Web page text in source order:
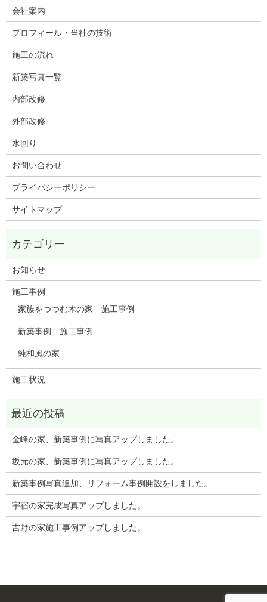
会社案内
プロフィール・当社の技術
施工の流れ
新築写真一覧
内部改修
外部改修
水回り
お問い合わせ
プライバシーポリシー
サイトマップ
お知らせ
施工事例
家族をつつむ木の家 施工事例
新築事例 施工事例
純和風の家
施工状況
金峰の家、新築事例に写真アップしました。
坂元の家、新築事例に写真アップしました。
新築事例写真追加、リフォーム事例開設をしました。
宇宿の家完成写真アップしました。
吉野の家施工事例アップしました。